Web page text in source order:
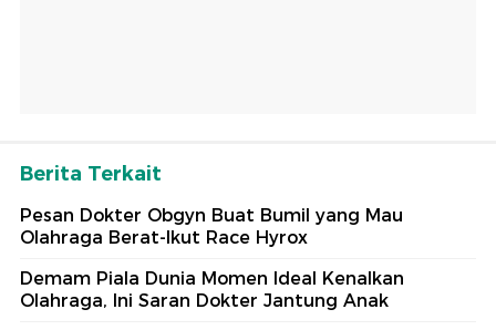
Berita Terkait
Pesan Dokter Obgyn Buat Bumil yang Mau
Olahraga Berat-Ikut Race Hyrox
Demam Piala Dunia Momen Ideal Kenalkan
Olahraga, Ini Saran Dokter Jantung Anak